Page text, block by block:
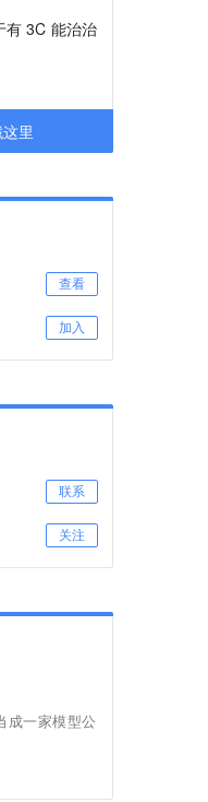
有 3C 能治治
里
查看
加入
联系
关注
成一家模型公